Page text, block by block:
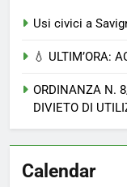
Usi civici a
💧 ULTIM’ORA:
ORDINANZA N.
DIVIETO DI
Calendar